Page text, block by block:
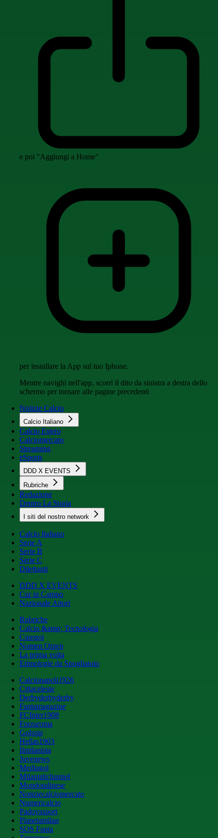
e poi "Aggiungi a Home"
per installare la App sul tuo Iphone.
Mentre navighi nell'app, scorri il dito da sinistra a destra dello
schermo per tornare alle pagine precedenti
Notizie Calcio
Calcio Italiano
Calcio Estero
Calciomercato
Streaming
eSports
DDD X EVENTS
Rubriche
Redazione
Dentro La Storia
I siti del nostro network
Calcio Italiano
Serie A
Serie B
Serie C
Dilettanti
DDD X EVENTS
Cur in Campo
Nazionale Attori
Rubriche
Calcio &amp; Tecnologia
Cinegol
Nomen Omen
La prima volta
Etimologie da Spogliatoio
Calcionapoli1926
Cittaceleste
Derbyderbyderby
Fantamagazine
FCInter1908
Forzaroma
Golssip
Hellas1903
Ilmilanista
Juvenews
Mediagol
Milanistichannel
Mondoudinese
Notiziecalciomercato
Numericalcio
Padovasport
Pianetamilan
SOS Fanta